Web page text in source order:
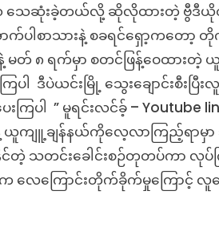
၀၀ သေဆုံးခဲ့တယ်လို့ ဆိုလိုထားတဲ့ ဗွီဒီ
က်ပါစာသားနဲ့ စခရင်ရှော့ကတော့
မတ် ၈ ရက်မှာ စတင်ဖြန့်ဝေထား
ါ ဒီပဲယင်းမြို့ သွေးချောင်းစီးပြီး
ပါ ” မူရင်းလင်ခ့် – Youtube
ယူကျူ့ချန်နယ်ကိုလေ့လာကြည့်ရာမှ
တဲ့ သတင်းခေါင်းစဉ်တုတပ်ကာ လုပ်က
ေကြောင်းတိုက်ခိုက်မှုကြောင့် လူပေ